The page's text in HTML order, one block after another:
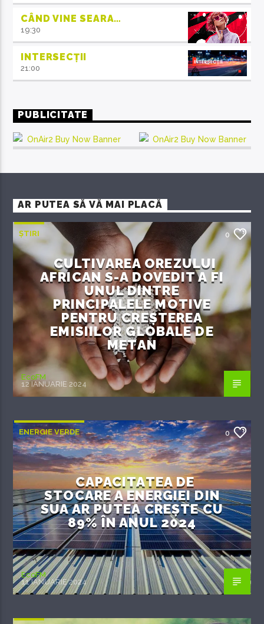
CÂND VINE SEARA…
19:30
INTERSECȚII
21:00
PUBLICITATE
AR PUTEA SĂ VĂ MAI PLACĂ
ȘTIRI 0
CULTIVAREA OREZULUI
AFRICAN S-A DOVEDIT A FI
UNUL DINTRE
PRINCIPALELE MOTIVE
PENTRU CREȘTEREA
EMISIILOR GLOBALE DE
METAN
EcoFM
12 IANUARIE 2024
ENERGIE VERDE 0
CAPACITATEA DE
STOCARE A ENERGIEI DIN
SUA AR PUTEA CREȘTE CU
89% ÎN ANUL 2024
EcoFM
11 IANUARIE 2024